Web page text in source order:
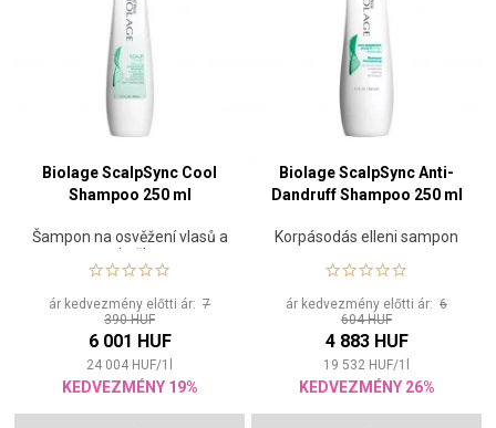
Biolage ScalpSync Cool
Shampoo 250 ml
Šampon na osvěžení vlasů a
pokožky
ár kedvezmény előtti ár: 7
390 HUF
6 001 HUF
24 004 HUF/1
KEDVEZMÉNY 19%
Biolage ScalpSync Anti-
Dandruff Shampoo 250 ml
Korpásodás elleni sampon
ár kedvezmény előtti ár: 6
604 HUF
4 883 HUF
19 532 HUF/1
KEDVEZMÉNY 26%